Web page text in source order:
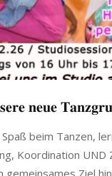
𝐧𝐞𝐮𝐞
beim Tanzen,
Koordination UND
gemeinsames Ziel